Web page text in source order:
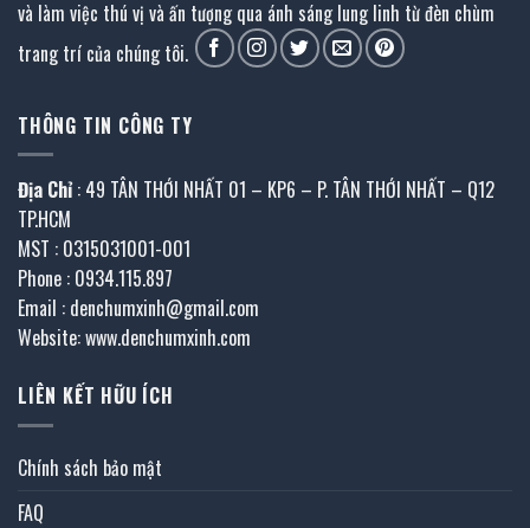
và làm việc thú vị và ấn tượng qua ánh sáng lung linh từ đèn chùm
trang trí của chúng tôi.
THÔNG TIN CÔNG TY
Địa Chỉ : 49 TÂN THỚI NHẤT 01 – KP6 – P. TÂN THỚI NHẤT – Q12
TP.HCM
MST : 0315031001-001
Phone : 0934.115.897
Email : denchumxinh@gmail.com
Website: www.denchumxinh.com
LIÊN KẾT HỮU ÍCH
Chính sách bảo mật
FAQ